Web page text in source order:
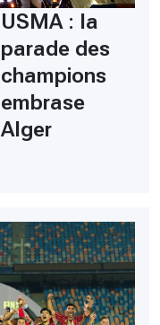
USMA : la
parade des
champions
embrase
Alger